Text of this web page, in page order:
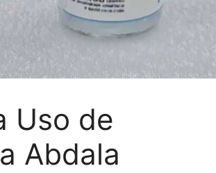
Uso de
Abdala